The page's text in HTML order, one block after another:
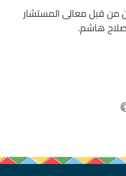
من قبل معالى المستشار
صلاح هاشم.